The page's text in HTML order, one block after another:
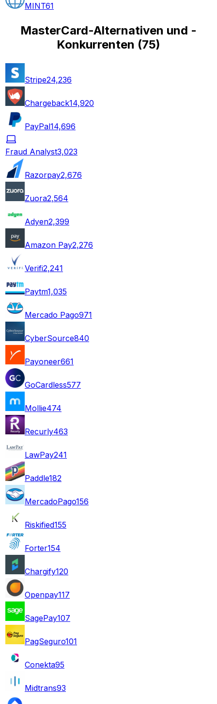
MINT61
MasterCard-Alternativen und -
Konkurrenten (75)
Stripe24,236
Chargeback14,920
PayPal14,696
Fraud Analyst3,023
Razorpay2,676
Zuora2,564
Adyen2,399
Amazon Pay2,276
Verifi2,241
Paytm1,035
Mercado Pago971
CyberSource840
Payoneer661
GoCardless577
Mollie474
Recurly463
LawPay241
Paddle182
MercadoPago156
Riskified155
Forter154
Chargify120
Openpay117
SagePay107
PagSeguro101
Conekta95
Midtrans93